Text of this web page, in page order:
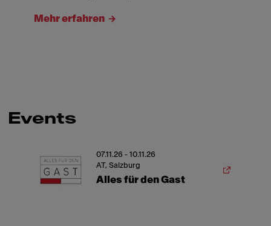
Mehr erfahren
Events
AT, Salzburg
07.11.26 - 10.11.26
Alles für den Gast